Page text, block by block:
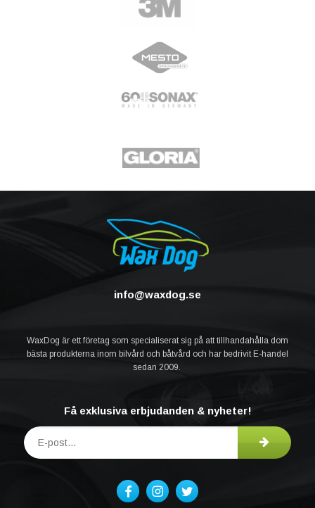
info@waxdog.se
WaxDog är ett företag som specialiserat sig på att tillhandahålla dom
bästa produkterna inom bilvård och båtvård och har bedrivit E-handel
sedan 2009.
Få exklusiva erbjudanden & nyheter!